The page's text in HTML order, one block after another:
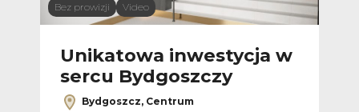
Bez prowizji Video
Unikatowa inwestycja w
sercu Bydgoszczy
Bydgoszcz, Centrum